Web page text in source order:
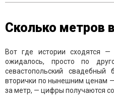
Сколько метров
Вот где истории сходятся
ожидалось, просто по
севастопольский
вторички по нынешним ценам
за метр, — цифры получаются